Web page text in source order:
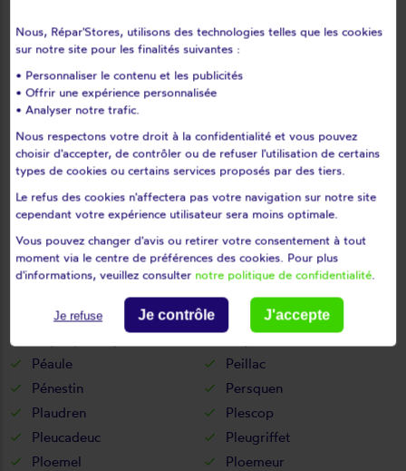
Marzan
Mauron
Melrand
Ménéac
Merlevenez
Meucon
Mohon
Molac
Monteneuf
Monterblanc
Monterrein
Montertelot
Moréac
Moustoir-ac
Moustoir-remungol
Muzillac
Naizin
Néant-sur-yvel
Nostang
Noyal-muzillac
Noyalo
Péaule
Peillac
Pénestin
Persquen
Plaudren
Plescop
Pleucadeuc
Pleugriffet
Ploemel
Ploemeur
Nous, Répar'Stores, utilisons des technologies telles que les cookies
sur notre site pour les finalités suivantes :
• Personnaliser le contenu et les publicités
• Offrir une expérience personnalisée
• Analyser notre trafic.
Nous respectons votre droit à la confidentialité et vous pouvez
choisir d'accepter, de contrôler ou de refuser l'utilisation de certains
types de cookies ou certains services proposés par des tiers.
Le refus des cookies n'affectera pas votre navigation sur notre site
cependant votre expérience utilisateur sera moins optimale.
Vous pouvez changer d'avis ou retirer votre consentement à tout
moment via le centre de préférences des cookies. Pour plus
d'informations, veuillez consulter notre politique de confidentialité.
Je refuse Je contrôle J'accepte